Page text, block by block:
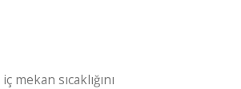
sıcaklığını